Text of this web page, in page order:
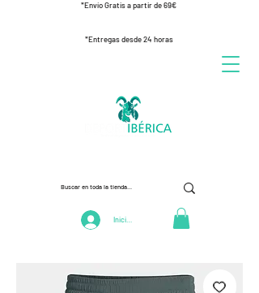
*Envío Gratis a partir de 69€
*Entregas desde 24 horas
Iniciar Sesión